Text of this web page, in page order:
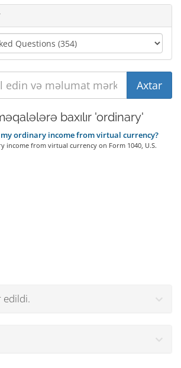
baxılır 'ordinary'
ordinary income from virtual currency?
income from virtual currency on Form 1040, U.S.
edildi.